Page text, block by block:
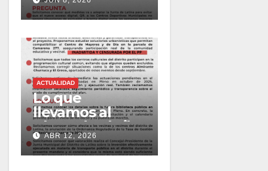
de 2026
ACTUALIDAD
Lo que
llevamos al
Pleno de abril
2026
ABR 12, 2026